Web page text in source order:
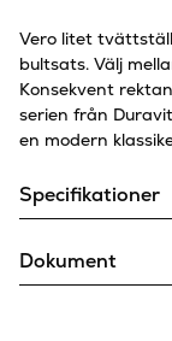
Vero litet
bultsats. Välj
Konsekvent
serien från
en modern
Specifikationer
Djup (mm)
Dokument